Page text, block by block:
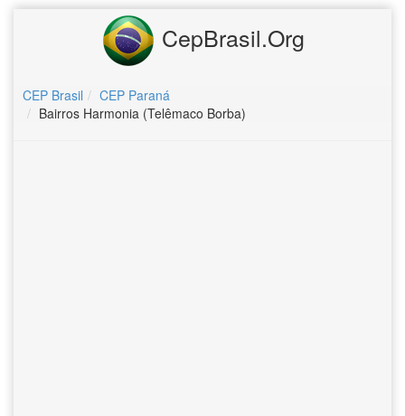
CepBrasil.Org
CEP Brasil
CEP Paraná
Bairros Harmonia (Telêmaco Borba)